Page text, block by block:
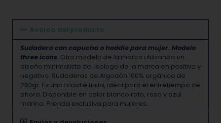
Acerca del producto
Sudadera con capucha o hoddie para mujer. Modelo
three icons. Otro modelo de la marca utilizando un
diseño minimalista del isologo de la marca en positivo y
negativo. Sudaderas de Algodón 100% orgánico de
280gr. Es una hoodie finita, ideal para el entretiempo de
ahora. Disponible en color blanco roto, rosa y azul
marino. Prenda exclusiva para mujeres.